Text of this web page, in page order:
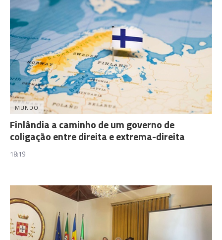
MUNDO
Finlândia a caminho de um governo de
coligação entre direita e extrema-direita
18:19